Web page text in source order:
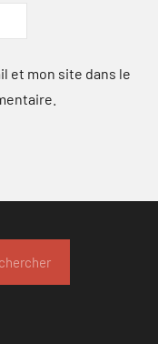
et mon site dans le